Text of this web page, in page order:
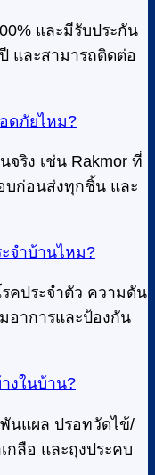
และมีรับประกัน
และสามารถติดต่อ
ดภัยไหม?
ริง เช่น Rakmor ที่
บก่อนส่งทุกชิ้น และ
จำบ้านไหม?
คประจำตัว ความดัน
อาการและป้องกัน
งในบ้าน?
นแผล ปรอทวัดไข้/
กลือ และถุงประคบ